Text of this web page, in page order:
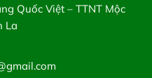
Quốc Việt – TTNT Mộc
La